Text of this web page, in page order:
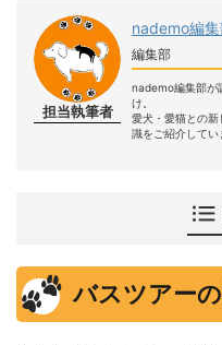
担当執筆者
nademo編集
編集部
nademo編集部が
け。
愛犬・愛猫との
識をご紹介してい
バスツアー